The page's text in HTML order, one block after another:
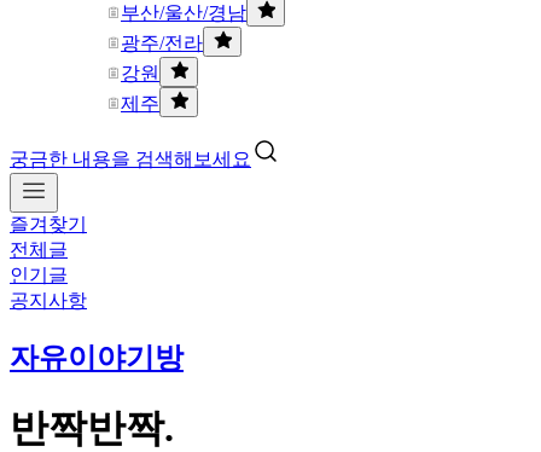
부산/울산/경남
광주/전라
강원
제주
궁금한 내용을 검색해보세요
즐겨찾기
전체글
인기글
공지사항
자유이야기방
반짝반짝.